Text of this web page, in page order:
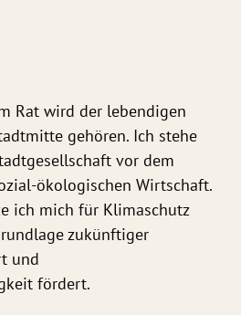
Rat wird der lebendigen
gehören. Ich stehe
vor dem
ökologischen Wirtschaft.
ich mich für Klimaschutz
zukünftiger
und
fördert.